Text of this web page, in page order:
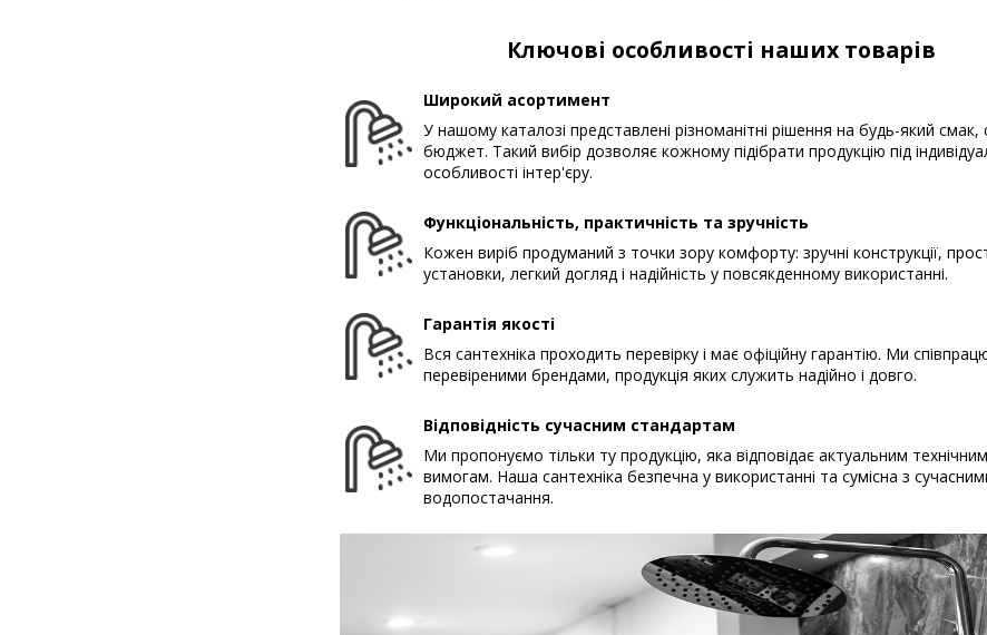
Ключові особливості наших товарів
Широкий асортимент
У нашому каталозі представлені різноманітні рішення на будь-який смак,
бюджет. Такий вибір дозволяє кожному підібрати продукцію під
особливості інтер'єру.
Функціональність, практичність та зручність
Кожен виріб продуманий з точки зору комфорту: зручні конструкції,
установки, легкий догляд і надійність у повсякденному використанні.
Гарантія якості
Вся сантехніка проходить перевірку і має офіційну гарантію. Ми
перевіреними брендами, продукція яких служить надійно і довго.
Відповідність сучасним стандартам
Ми пропонуємо тільки ту продукцію, яка відповідає актуальним
вимогам. Наша сантехніка безпечна у використанні та сумісна з
водопостачання.